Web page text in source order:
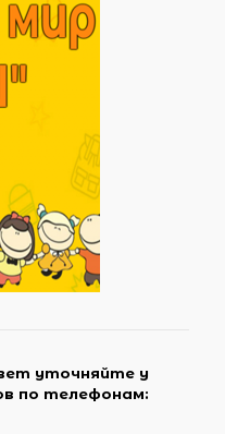
уточняйте у
по телефонам: